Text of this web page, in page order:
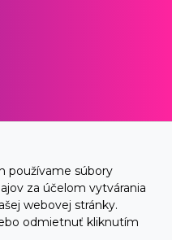
používame súbory
za účelom vytvárania
webovej stránky.
odmietnuť kliknutím